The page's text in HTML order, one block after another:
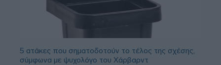
5 ατάκες που σηματοδοτούν το τέλος της σχέσης,
σύμφωνα με ψυχολόγο του Χάρβαρντ